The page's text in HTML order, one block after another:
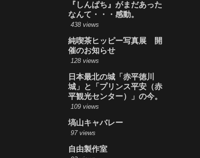
『しんぱち』がまだあった
なんて・・・感動。
438 views
純喫茶ヒッピー写真展 開
催のお知らせ
128 views
日本最北の城「赤平徳川
城」と「プリンス平安（赤
平観光センター）」の今。
109 views
塙山キャバレー
97 views
自由製作室